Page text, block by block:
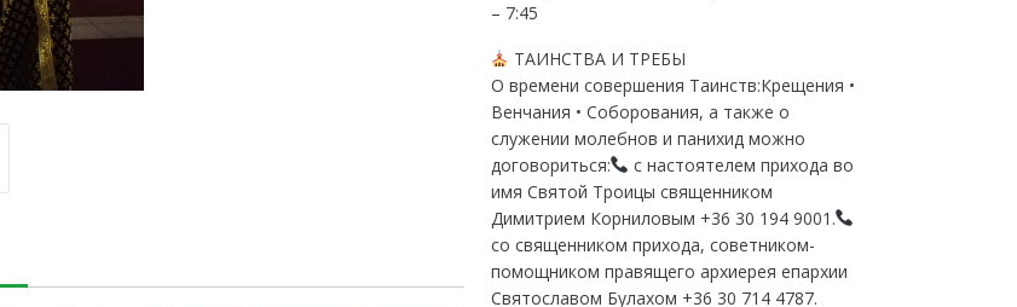
– 7:45
ТАИНСТВА И ТРЕБЫ
О времени совершения Таинств:Крещения •
Венчания • Соборования, а также о
служении молебнов и панихид можно
договориться:
с настоятелем прихода во
имя Святой Троицы священником
Димитрием Корниловым +36 30 194 9001.
со священником прихода, советником-
помощником правящего архиерея епархии
Святославом Булахом +36 30 714 4787.